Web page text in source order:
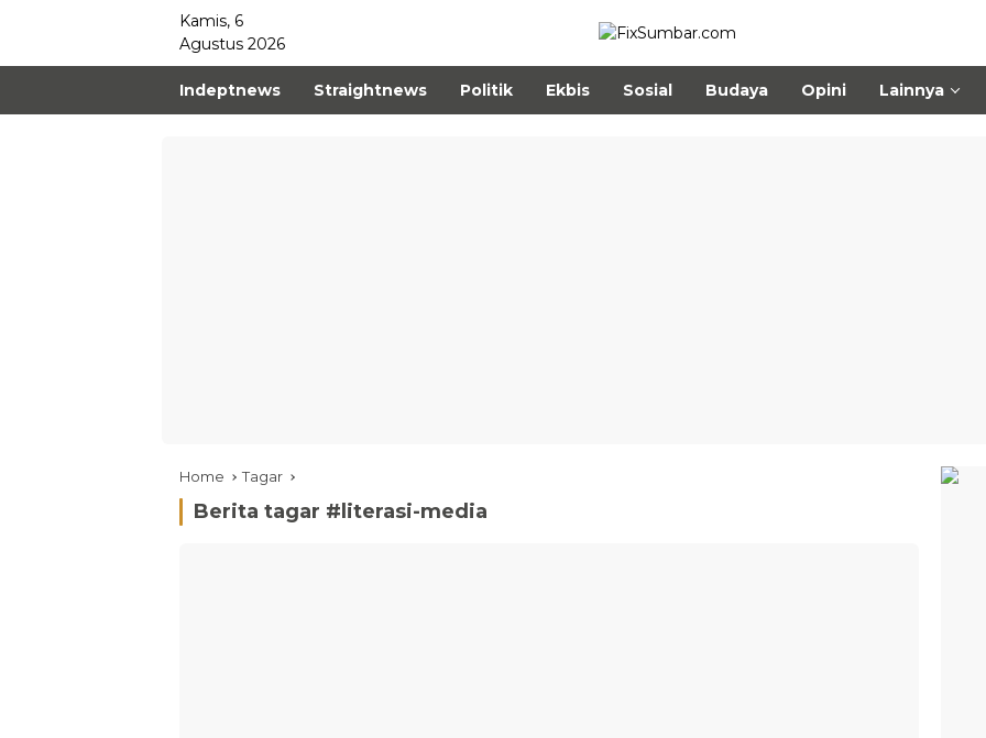
Kamis, 6
Agustus 2026
Indeptnews Straightnews Politik Ekbis Sosial Budaya Opini Lainnya
Home Tagar
Berita tagar # literasi-media